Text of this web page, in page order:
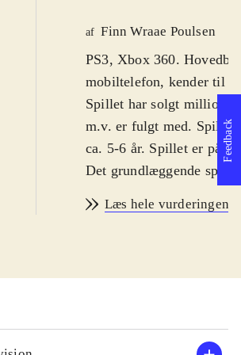
af Finn Wraae Poulsen
PS3, Xbox 360.
mobiltelefon, kender til
Spillet har solgt millioner
m.v. er fulgt med. Spillet
ca. 5-6 år. Spillet er på
Det grundlæggende
vinklen. Man bruger
selvfølgelig hhv. Rebel
ting gennem luften,
tilintetgøre blokke og
Læs hele vurderingen
Feedback